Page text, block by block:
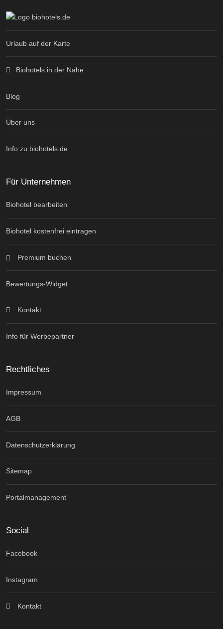
Urlaub auf der Karte
Biohotels in der Nähe
Blog
Über uns
Info zu biohotels.de
Für Unternehmen
Biohotel bearbeiten
Biohotel kostenfrei eintragen
Premium buchen
Bewertungs-Widget
Kontakt
Info für Werbepartner
Rechtliches
Impressum
AGB
Datenschutzerklärung
Sitemap
Portalmanagement
Social
Facebook
Instagram
Kontakt